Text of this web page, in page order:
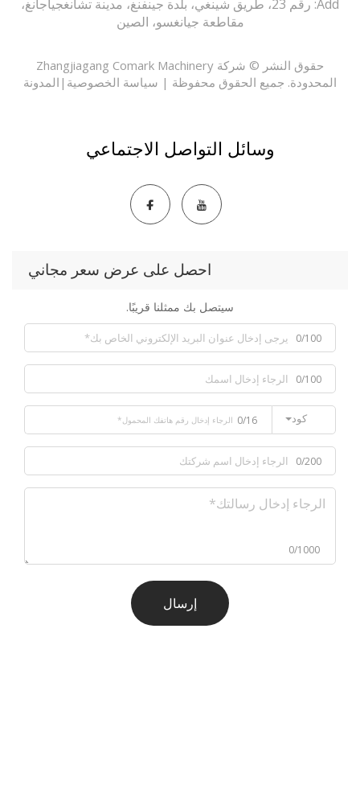
Add: رقم 23، طريق شينغي، بلدة جينفنغ، مدينة تشانغجياجانغ،
مقاطعة جيانغسو، الصين
حقوق النشر © شركة Zhangjiagang Comark Machinery
جميع الحقوق محفوظة |سياسة الخصوصية|المدونة
وسائل التواصل الاجتماعي
احصل على عرض سعر مجاني
سيتصل بك ممثلنا قريبًا.
0/16
إرسال